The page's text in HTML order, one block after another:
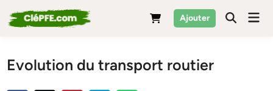
to
Ajouter
Evolution du transport routier